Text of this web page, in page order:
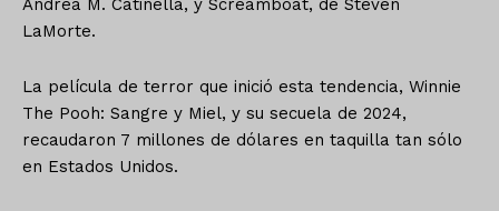
LaMorte.
La película de terror que inició esta tendencia, Winnie
The Pooh: Sangre y Miel, y su secuela de 2024,
recaudaron 7 millones de dólares en taquilla tan sólo
en Estados Unidos.